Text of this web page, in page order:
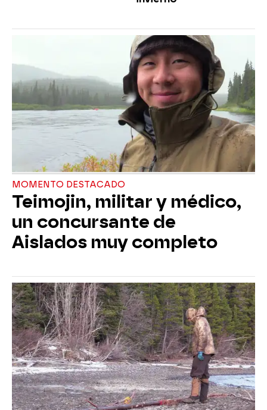
MOMENTO DESTACADO
Teimojin, militar y médico,
un concursante de
Aislados muy completo